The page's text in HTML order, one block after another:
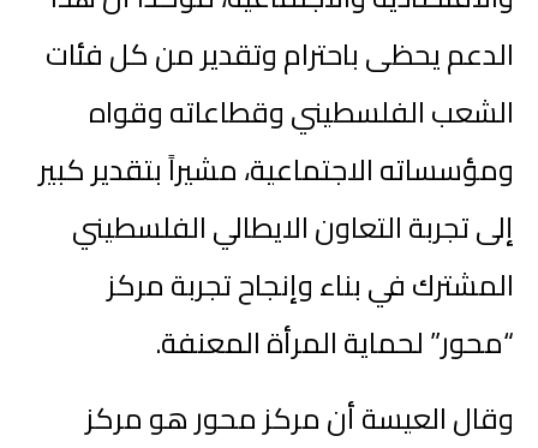
الدعم يحظى باحترام وتقدير من كل فئات
الشعب الفلسطيني وقطاعاته وقواه
ومؤسساته الاجتماعية، مشيراً بتقدير كبير
إلى تجربة التعاون الايطالي الفلسطيني
المشترك في بناء وإنجاح تجربة مركز
“محور” لحماية المرأة المعنفة.
وقال العيسة أن مركز محور هو مركز